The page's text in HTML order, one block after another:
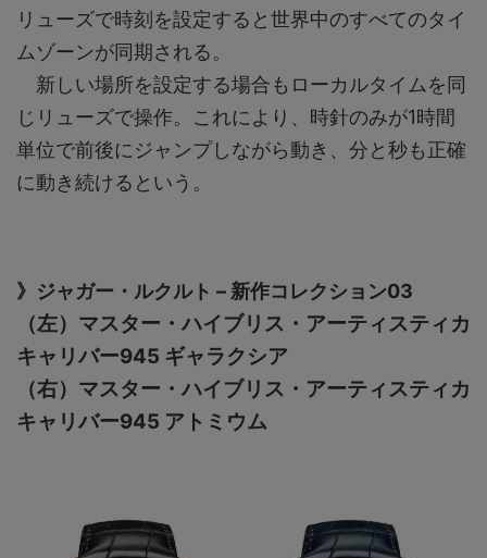
リューズで時刻を設定すると世界中のすべてのタイ
ムゾーンが同期される。
新しい場所を設定する場合もローカルタイムを同
じリューズで操作。これにより、時針のみが1時間
単位で前後にジャンプしながら動き、分と秒も正確
に動き続けるという。
》ジャガー・ルクルト – 新作コレクション03
（左）マスター・ハイブリス・アーティスティカ
キャリバー945 ギャラクシア
（右）マスター・ハイブリス・アーティスティカ
キャリバー945 アトミウム